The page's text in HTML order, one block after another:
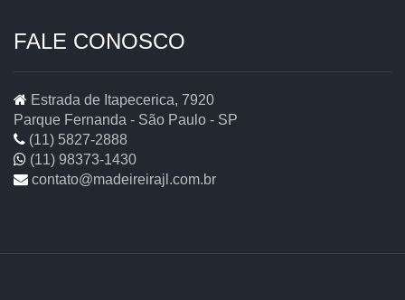
FALE CONOSCO
Estrada de Itapecerica, 7920
Parque Fernanda - São Paulo - SP
(11) 5827-2888
(11) 98373-1430
contato@madeireirajl.com.br